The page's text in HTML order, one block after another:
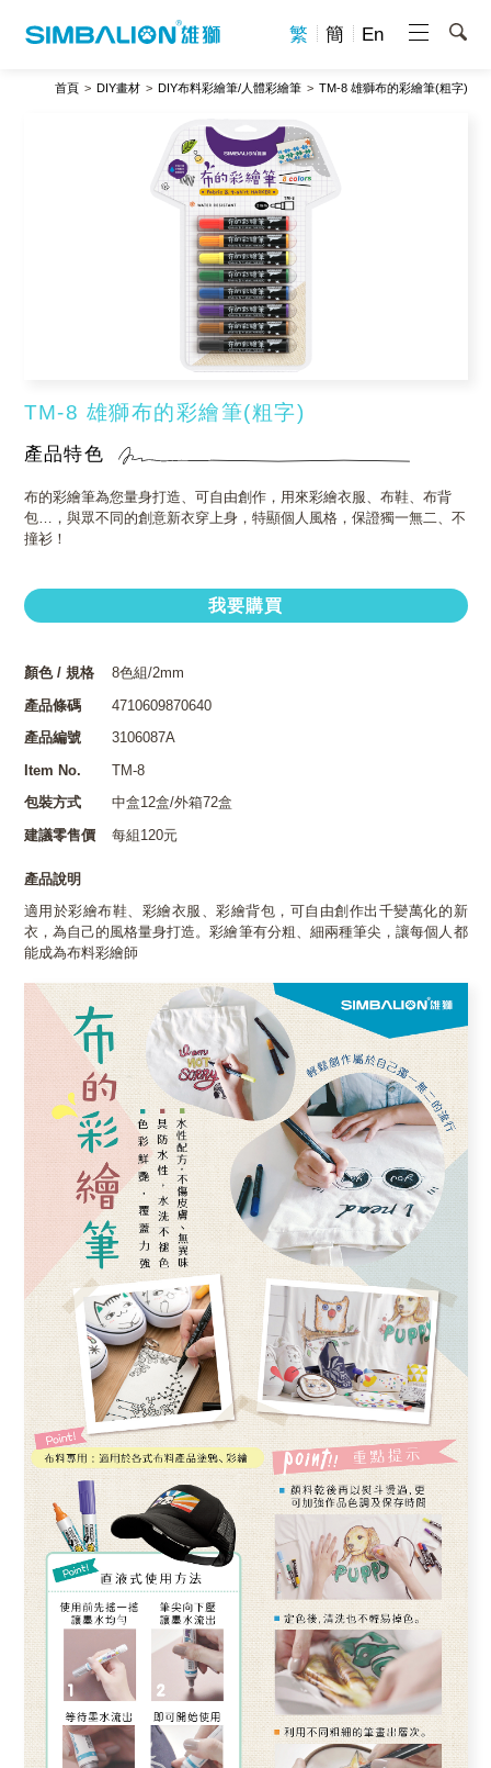
繁 簡 En
首頁 DIY畫材 DIY布料彩繪筆/人體彩繪筆 TM-8 雄獅布的彩繪筆(粗字)
TM-8 雄獅布的彩繪筆(粗字)
產品特色
布的彩繪筆為您量身打造、可自由創作，用來彩繪衣服、布鞋、布背
包…，與眾不同的創意新衣穿上身，特顯個人風格，保證獨一無二、不
撞衫！
我要購買
顏色 / 規格
8色組/2mm
產品條碼
4710609870640
產品編號
3106087A
Item No.
TM-8
包裝方式
中盒12盒/外箱72盒
建議零售價
每組120元
產品說明
適用於彩繪布鞋、彩繪衣服、彩繪背包，可自由創作出千變萬化的新
衣，為自己的風格量身打造。彩繪筆有分粗、細兩種筆尖，讓每個人都
能成為布料彩繪師